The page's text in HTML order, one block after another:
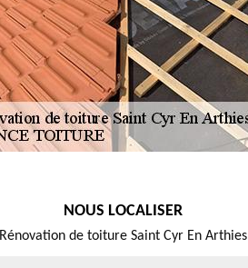
NOUS LOCALISER
Rénovation de toiture Saint Cyr En Arthies